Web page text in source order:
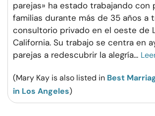
parejas» ha estado trabajando con
familias durante más de 35 años a
consultorio privado en el oeste de
California. Su trabajo se centra en
parejas a redescubrir la alegría...
(Mary Kay is also listed in Best
in Los Angeles)